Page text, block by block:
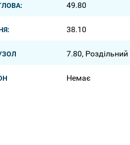
49.80
38.10
7.80, Роздільний
Немає